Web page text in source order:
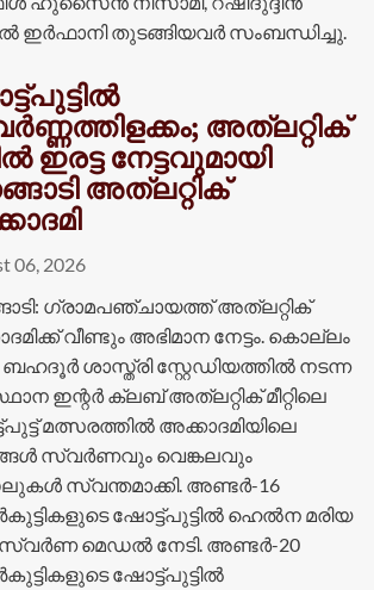
ഇർഫാനി തുടങ്ങിയവർ സംബന്ധിച്ചു.
അത്‌ലറ്റിക്
ഇരട്ട നേട്ടവുമായി
അത്‌ലറ്റിക്
06, 2026
ഗ്രാമപഞ്ചായത്ത് അത്‌ലറ്റിക്
വീണ്ടും അഭിമാന നേട്ടം. കൊല്ലം
ശാസ്ത്രി സ്റ്റേഡിയത്തിൽ നടന്ന
ഇന്റർ ക്ലബ് അത്‌ലറ്റിക് മീറ്റിലെ
മത്സരത്തിൽ അക്കാദമിയിലെ
സ്വർണവും വെങ്കലവും
സ്വന്തമാക്കി. അണ്ടർ-16
ഷോട്ട്പുട്ടിൽ ഹെൽന മരിയ
സ്വർണ മെഡൽ നേടി. അണ്ടർ-20
ഷോട്ട്പുട്ടിൽ